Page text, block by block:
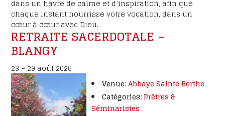
dans un havre de calme et d’inspiration, afin que
chaque instant nourrisse votre vocation, dans un
cœur à cœur avec Dieu.
RETRAITE SACERDOTALE –
BLANGY
23 – 29 août 2026
Venue:Abbaye Sainte Berthe
Catégories:Prêtres &
Séminaristes